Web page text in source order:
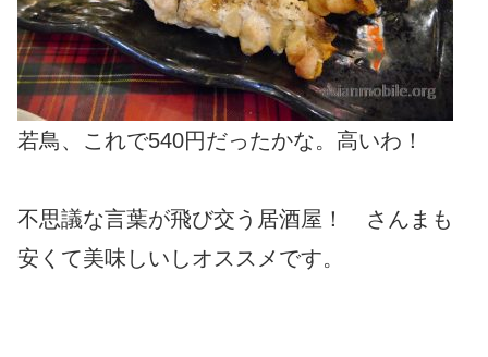
若鳥、これで540円だったかな。高いわ！
不思議な言葉が飛び交う居酒屋！ さんまも
安くて美味しいしオススメです。